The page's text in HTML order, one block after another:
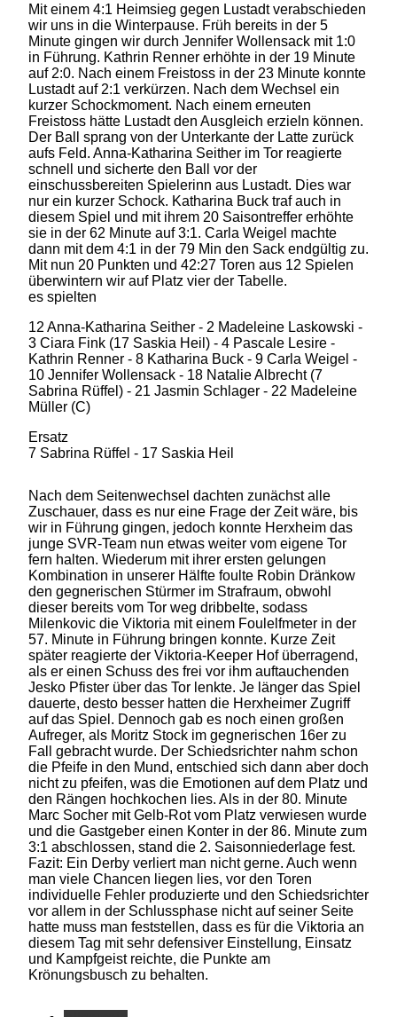
Mit einem 4:1 Heimsieg gegen Lustadt verabschieden
wir uns in die Winterpause. Früh bereits in der 5
Minute gingen wir durch Jennifer Wollensack mit 1:0
in Führung. Kathrin Renner erhöhte in der 19 Minute
auf 2:0. Nach einem Freistoss in der 23 Minute konnte
Lustadt auf 2:1 verkürzen. Nach dem Wechsel ein
kurzer Schockmoment. Nach einem erneuten
Freistoss hätte Lustadt den Ausgleich erzieln können.
Der Ball sprang von der Unterkante der Latte zurück
aufs Feld. Anna-Katharina Seither im Tor reagierte
schnell und sicherte den Ball vor der
einschussbereiten Spielerinn aus Lustadt. Dies war
nur ein kurzer Schock. Katharina Buck traf auch in
diesem Spiel und mit ihrem 20 Saisontreffer erhöhte
sie in der 62 Minute auf 3:1. Carla Weigel machte
dann mit dem 4:1 in der 79 Min den Sack endgültig zu.
Mit nun 20 Punkten und 42:27 Toren aus 12 Spielen
überwintern wir auf Platz vier der Tabelle.
es spielten
12 Anna-Katharina Seither - 2 Madeleine Laskowski -
3 Ciara Fink (17 Saskia Heil) - 4 Pascale Lesire -
Kathrin Renner - 8 Katharina Buck - 9 Carla Weigel -
10 Jennifer Wollensack - 18 Natalie Albrecht (7
Sabrina Rüffel) - 21 Jasmin Schlager - 22 Madeleine
Müller (C)
Ersatz
7 Sabrina Rüffel - 17 Saskia Heil
Nach dem Seitenwechsel dachten zunächst alle
Zuschauer, dass es nur eine Frage der Zeit wäre, bis
wir in Führung gingen, jedoch konnte Herxheim das
junge SVR-Team nun etwas weiter vom eigene Tor
fern halten. Wiederum mit ihrer ersten gelungen
Kombination in unserer Hälfte foulte Robin Dränkow
den gegnerischen Stürmer im Strafraum, obwohl
dieser bereits vom Tor weg dribbelte, sodass
Milenkovic die Viktoria mit einem Foulelfmeter in der
57. Minute in Führung bringen konnte. Kurze Zeit
später reagierte der Viktoria-Keeper Hof überragend,
als er einen Schuss des frei vor ihm auftauchenden
Jesko Pfister über das Tor lenkte. Je länger das Spiel
dauerte, desto besser hatten die Herxheimer Zugriff
auf das Spiel. Dennoch gab es noch einen großen
Aufreger, als Moritz Stock im gegnerischen 16er zu
Fall gebracht wurde. Der Schiedsrichter nahm schon
die Pfeife in den Mund, entschied sich dann aber doch
nicht zu pfeifen, was die Emotionen auf dem Platz und
den Rängen hochkochen lies. Als in der 80. Minute
Marc Socher mit Gelb-Rot vom Platz verwiesen wurde
und die Gastgeber einen Konter in der 86. Minute zum
3:1 abschlossen, stand die 2. Saisonniederlage fest.
Fazit: Ein Derby verliert man nicht gerne. Auch wenn
man viele Chancen liegen lies, vor den Toren
individuelle Fehler produzierte und den Schiedsrichter
vor allem in der Schlussphase nicht auf seiner Seite
hatte muss man feststellen, dass es für die Viktoria an
diesem Tag mit sehr defensiver Einstellung, Einsatz
und Kampfgeist reichte, die Punkte am
Krönungsbusch zu behalten.